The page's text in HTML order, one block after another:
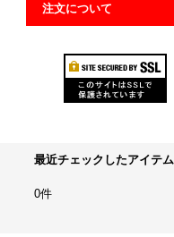
注文について
最近チェックしたアイテム
0件